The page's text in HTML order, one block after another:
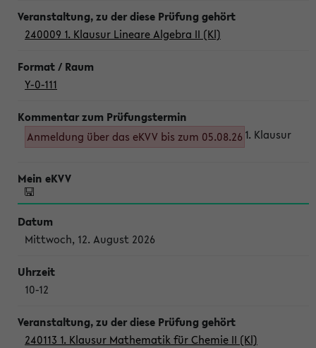
240009 1. Klausur Lineare Algebra II (Kl)
Y-0-111
Anmeldung über das eKVV bis zum 05.08.26 1. Klausur
Mittwoch, 12. August 2026
10-12
240113 1. Klausur Mathematik für Chemie II (Kl)